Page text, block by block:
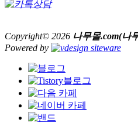
Copyright© 2026 나무몰.com(나
Powered by